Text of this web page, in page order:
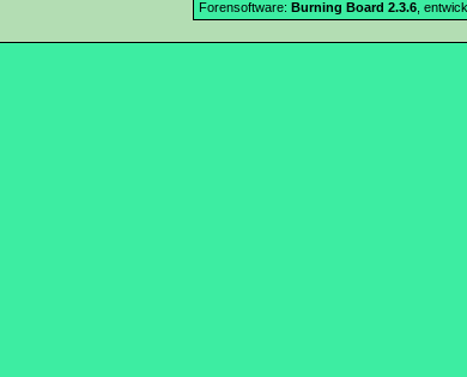
Forensoftware: Burning Board 2.3.6,